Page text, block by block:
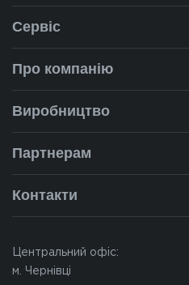
Сервіс
Консультація
Заміри
Монтаж
Ремонт вікон
Гарантії
Про компанію
Про нас
Наша історія
Наші об'єкти
Новини
Вакансії
Виробництво
Партнерам
Для партнерів
Контакти
Івано-Франківськ
Центральний офіс:
м. Чернівці